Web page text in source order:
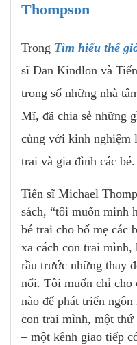
Thompson
Trong Tìm hiểu thế
sĩ Dan Kindlon và
trong số những nhà
Mĩ, đã chia sẻ những
cùng với kinh nghiệm
trai và gia đình các bé.
Tiến sĩ Michael
sách, “tôi muốn minh
bé trai cho bố mẹ các
xa cách con trai
rầu trước những thay
nổi. Tôi muốn chỉ cho
nào để phát triển
con trai mình, một thứ
– một kênh giao tiếp